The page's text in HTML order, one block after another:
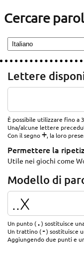
Cercare
Lettere
È possibile utilizzare fino a
Una/alcune lettere
Con il segno+, la loro
Permettere la
Utile nei giochi come
Modello di
Un punto (.) sostituisce
Un trattino (-) sostituisce
Aggiungendo due punti e